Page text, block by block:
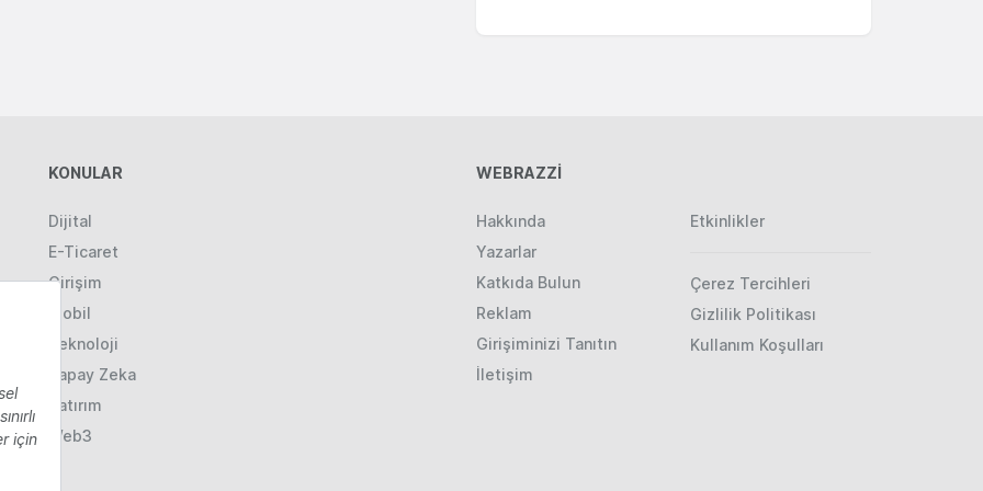
KONULAR
Dijital
E-Ticaret
Girişim
Mobil
Teknoloji
Yapay Zeka
Yatırım
Web3
WEBRAZZİ
Hakkında
Yazarlar
Katkıda Bulun
Reklam
Girişiminizi Tanıtın
İletişim
Etkinlikler
Çerez Tercihleri
Gizlilik Politikası
Kullanım Koşulları